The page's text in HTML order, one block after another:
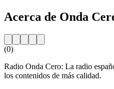
Acerca de Onda
(0)
Radio Onda Cero: La radio
los contenidos de más calidad.